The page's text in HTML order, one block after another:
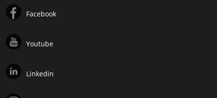
Facebook
Youtube
Linkedin